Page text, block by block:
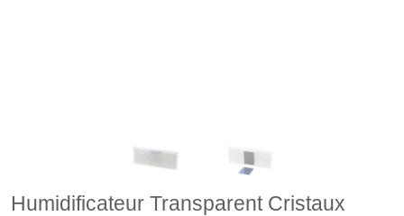
Humidificateur Transparent Cristaux